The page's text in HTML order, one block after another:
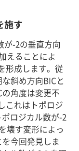
施す
が-2の垂直方向
えることによ
形成します。従
斜め方向BICと
角度は変更不
これはトポロジ
ロジカル数が-2
壊す変形によっ
今回発見しま